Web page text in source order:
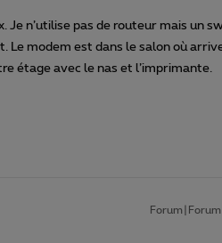
Je n’utilise pas de routeur mais un
Le modem est dans le salon où
étage avec le nas et l’imprimante.